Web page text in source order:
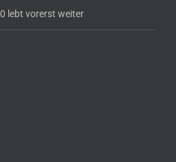
lebt vorerst weiter